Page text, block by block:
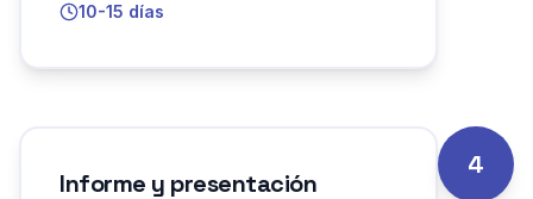
10-15 días
Informe y presentación
4